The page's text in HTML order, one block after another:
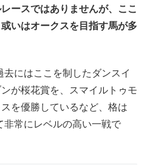
ースではありませんが、ここ
いはオークスを目指す馬が多
にはここを制したダンスイ
が桜花賞を、スマイルトゥモ
を優勝しているなど、格は
常にレベルの高い一戦で